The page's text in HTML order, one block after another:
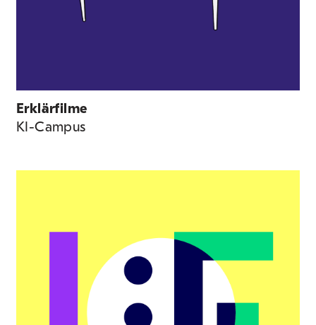
Erklärfilme
KI-Campus